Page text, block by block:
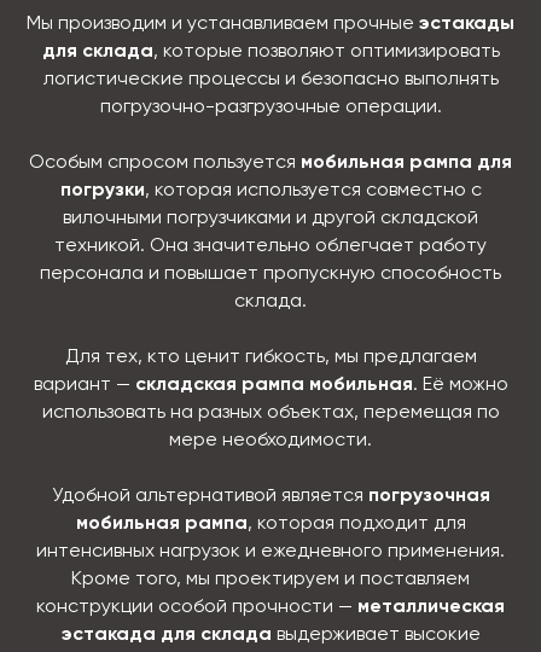
Мы производим и устанавливаем прочные эстакады
для склада, которые позволяют оптимизировать
логистические процессы и безопасно выполнять
погрузочно-разгрузочные операции.
Особым спросом пользуется мобильная рампа для
погрузки, которая используется совместно с
вилочными погрузчиками и другой складской
техникой. Она значительно облегчает работу
персонала и повышает пропускную способность
склада.
Для тех, кто ценит гибкость, мы предлагаем
вариант — складская рампа мобильная. Её можно
использовать на разных объектах, перемещая по
мере необходимости.
Удобной альтернативой является погрузочная
мобильная рампа, которая подходит для
интенсивных нагрузок и ежедневного применения.
Кроме того, мы проектируем и поставляем
конструкции особой прочности — металлическая
эстакада для склада выдерживает высокие